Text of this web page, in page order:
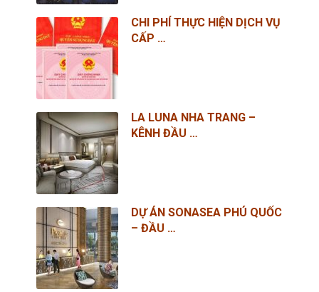
CHI PHÍ THỰC HIỆN DỊCH VỤ
CẤP …
LA LUNA NHA TRANG –
KÊNH ĐẦU …
DỰ ÁN SONASEA PHÚ QUỐC
– ĐẦU …